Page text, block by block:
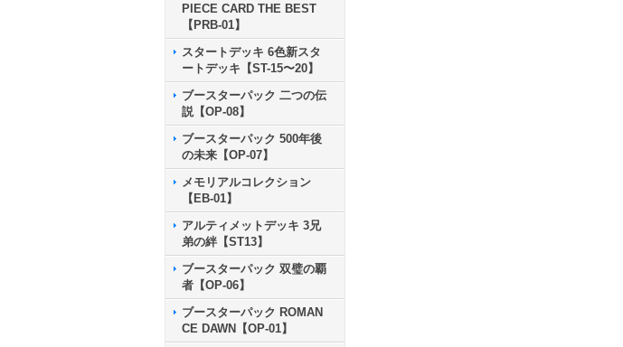
PIECE CARD THE BEST
【PRB-01】
スタートデッキ 6色新スタ
ートデッキ【ST-15〜20】
ブースターパック 二つの伝
説【OP-08】
ブースターパック 500年後
の未来【OP-07】
メモリアルコレクション
【EB-01】
アルティメットデッキ 3兄
弟の絆【ST13】
ブースターパック 双璧の覇
者【OP-06】
ブースターパック ROMAN
CE DAWN【OP-01】